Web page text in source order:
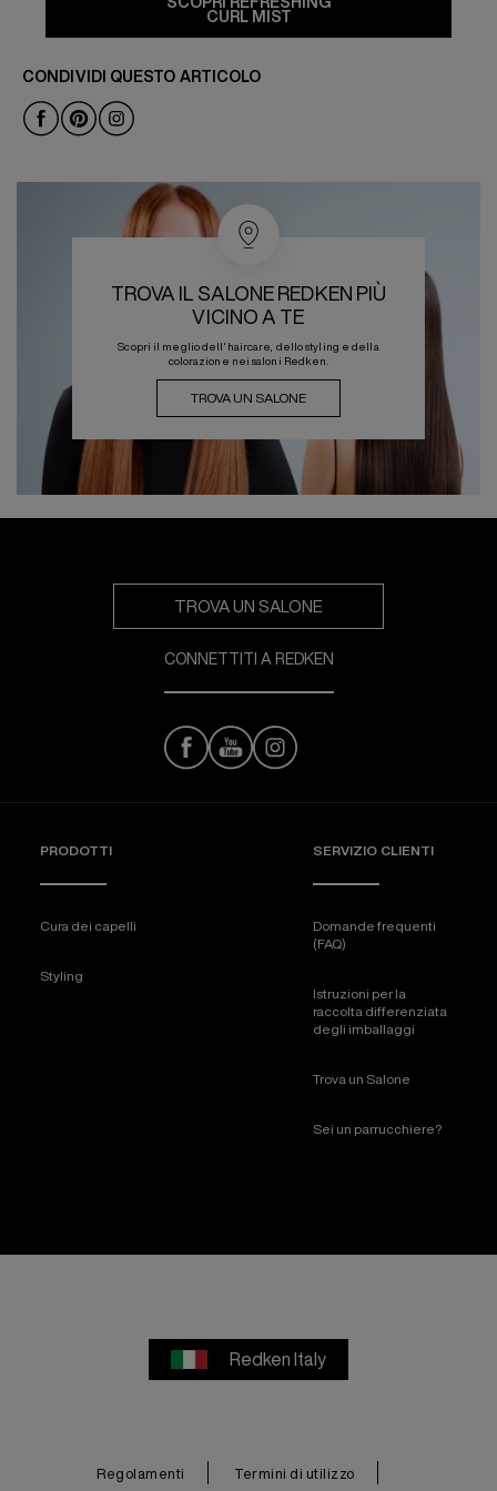
CURL MIST
CONDIVIDI QUESTO ARTICOLO
TROVA IL SALONE REDKEN PIÙ
VICINO A TE
Scopri il meglio dell'haircare, dello styling e della
colorazione nei saloni Redken.
TROVA UN SALONE
TROVA UN SALONE
CONNETTITI A REDKEN
PRODOTTI
Cura dei capelli
Styling
SERVIZIO CLIENTI
Domande frequenti
(FAQ)
Istruzioni per la
raccolta differenziata
degli imballaggi
Trova un Salone
Sei un parrucchiere?
Redken Italy
Regolamenti Termini di utilizzo